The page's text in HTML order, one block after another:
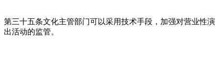
第三十五条文化主管部门可以采用技术手段，加强对营业性演
出活动的监管。